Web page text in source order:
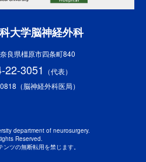
大学脳神経外科
良県橿原市四条町840
22-3051 （代表）
（脳神経外科医局）
department of neurosurgery.
Reserved.
ツの無断転用を禁じます。